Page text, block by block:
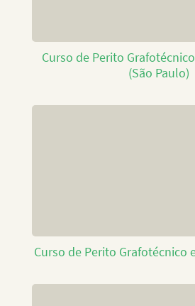
Curso de Perito
(São Paulo)
Curso de Perito Grafotécnico